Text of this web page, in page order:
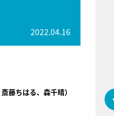
2022.04.16
藤ちはる、森千晴）